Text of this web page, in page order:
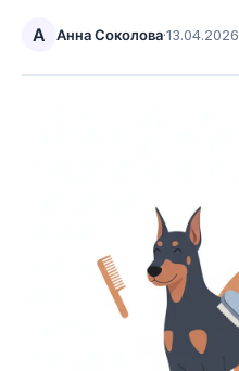
А Анна Соколова·13.04.2026